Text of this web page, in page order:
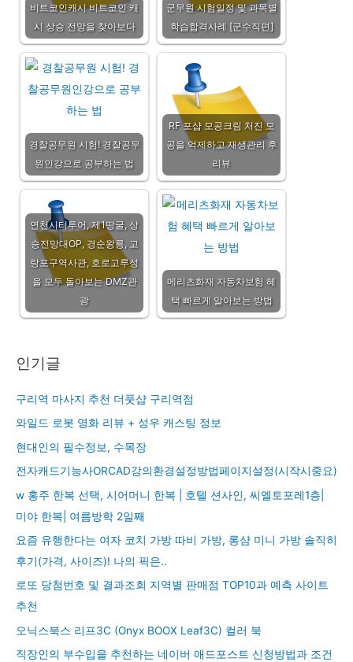
비트코인캐시 비트코인 캐
시 상승 전망을 찾아보다
군무원 시험일정 및 과목별
학습합격사례 [군수직편]
경찰공무원 시험! 경찰공무
원인강으로 공부하는 법
RF 포샵 모공크림 처진 모
공을 억제하고 재생관리 후
리뷰
연천시티투어, 제1땅굴, 상
승전망대OP, 경순왕릉, 고
랑포구역사관, 호로고루성
을 모두 돌아보는 DMZ관
광
메리츠화재 자동차보험 혜
택 빠르게 알아보는 방법
인기글
구리역 마사지 추천 더풋샵 구리역점
와일드 로봇 영화 리뷰 + 성우 캐스팅 정보
현대인의 필수정보, 수목장
전자캐드기능사ORCAD강의환경설정방법페이지설정(시작시중요)
w 홍주 한복 선택, 시어머니 한복 | 호텔 션사인, 씨엘토포레1층|
미야 한복| 여름방학 2일째
요즘 유행한다는 여자 코치 가방 따비 가방, 롱샴 미니 가방 솔직히
후기(가격, 사이즈)! 나의 픽은..
로또 당첨번호 및 결과조회 지역별 판매점 TOP10과 예측 사이트
추천
오닉스북스 리프3C (Onyx BOOX Leaf3C) 컬러 북
직장인의 부수입을 추천하는 네이버 애드포스트 신청방법과 조건